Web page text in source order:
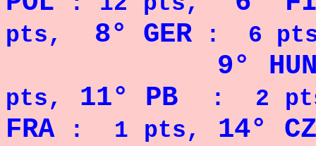
pts, 8° GER: 6
9°
pts, 11° PB : 2
FRA: 1 pts, 14°